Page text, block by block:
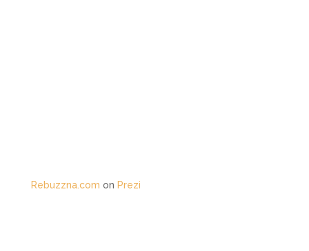
Rebuzzna.com on Prezi